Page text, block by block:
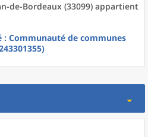
de-Bordeaux (33099) appartient
: Communauté de communes